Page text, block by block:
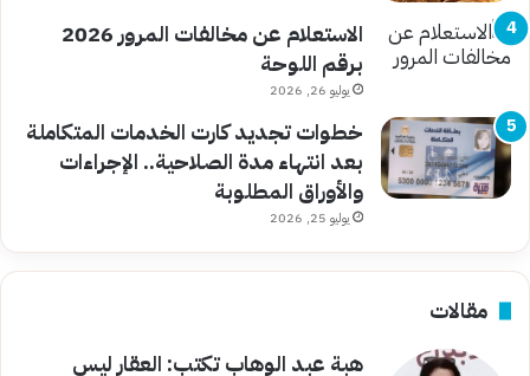
الاستعلام عن مخالفات المرور 2026
برقم اللوحة
يوليو 26, 2026
خطوات تجديد كارت الخدمات المتكاملة
بعد انتهاء مدة الصلاحية.. الإجراءات
والأوراق المطلوبة
يوليو 25, 2026
مقالات
هبة عبد الوهاب تكتب: العقار ليس